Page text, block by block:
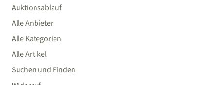
Auktionsablauf
Alle Anbieter
Alle Kategorien
Alle Artikel
Suchen und Finden